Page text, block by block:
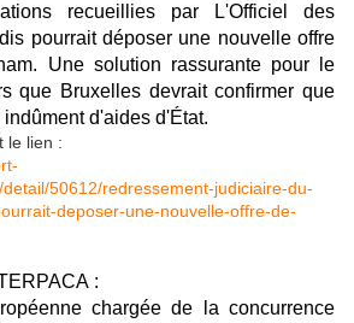
recueillies par L'Officiel des
pourrait déposer une nouvelle offre
Une solution rassurante pour le
que Bruxelles devrait confirmer que
d'aides d'État.
le lien :
50612/redressement-judiciaire-du-
deposer-une-nouvelle-offre-de-
:
chargée de la concurrence